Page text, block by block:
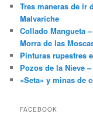
Tres maneras de ir
Malvariche
Collado Mangueta
Morra de las
Pinturas rupestres
Pozos de la Nieve
«Seta» y minas de
FACEBOOK